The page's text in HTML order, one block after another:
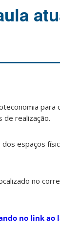
para
de realização.
espaços
no
no link ao